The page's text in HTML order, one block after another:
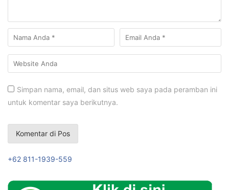
Simpan nama, email, dan situs web saya pada peramban ini
untuk komentar saya berikutnya.
+62 811-1939-559